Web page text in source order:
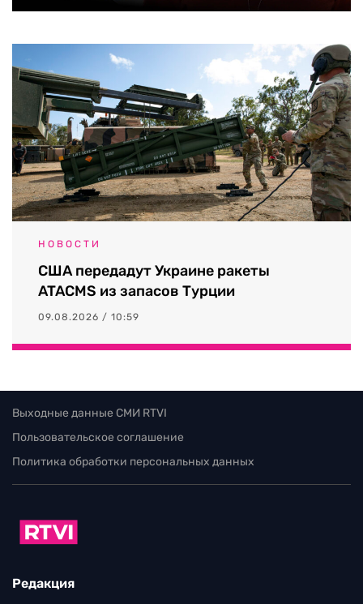
НОВОСТИ
США передадут Украине ракеты
ATACMS из запасов Турции
09.08.2026 / 10:59
Выходные данные СМИ RTVI
Пользовательское соглашение
Политика обработки персональных данных
Редакция